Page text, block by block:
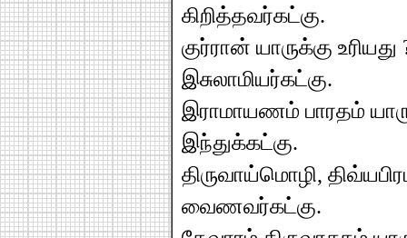
கிறித்தவர்கட்கு.
குர்ரான் யாருக்கு உரியது
இசுலாமியர்கட்கு.
இராமாயணம் பாரதம்
இந்துக்கட்கு.
திருவாய்மொழி,
வைணவர்கட்கு.